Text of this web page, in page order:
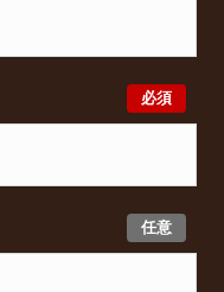
必須
任意